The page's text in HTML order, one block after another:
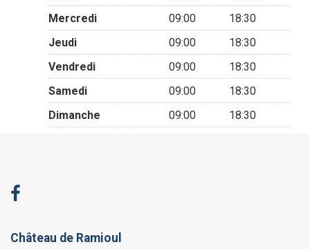
Mercredi
09:00
18:30
Jeudi
09:00
18:30
Vendredi
09:00
18:30
Samedi
09:00
18:30
Dimanche
09:00 18:30
Château de Ramioul